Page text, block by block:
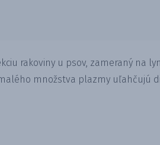
rakoviny u psov, zameraný na
množstva plazmy uľahčujú